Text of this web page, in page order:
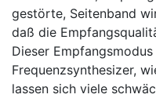
gestörte, Seitenband
daß die
Dieser
Frequenzsynthesizer,
lassen sich viele